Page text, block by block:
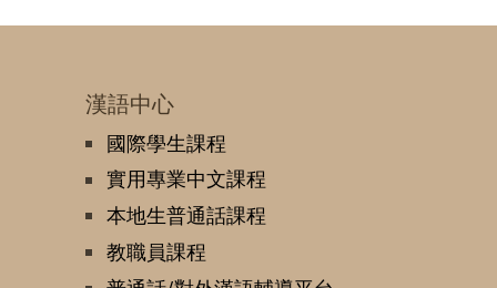
漢語中心
國際學生課程
實用專業中文課程
本地生普通話課程
教職員課程